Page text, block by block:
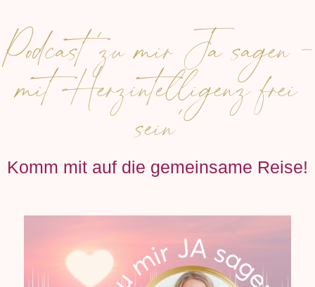
Podcast 'zu mir Ja sagen -
mit Herzintelligenz frei
sein'
Komm mit auf die gemeinsame Reise!